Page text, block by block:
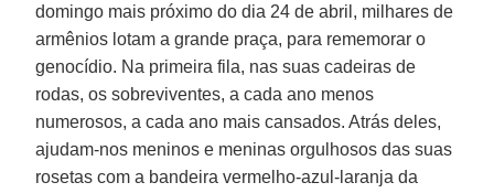
domingo mais próximo do dia 24 de abril, milhares de
armênios lotam a grande praça, para rememorar o
genocídio. Na primeira fila, nas suas cadeiras de
rodas, os sobreviventes, a cada ano menos
numerosos, a cada ano mais cansados. Atrás deles,
ajudam-nos meninos e meninas orgulhosos das suas
rosetas com a bandeira vermelho-azul-laranja da